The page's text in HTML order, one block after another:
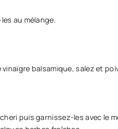
au mélange.
vinaigre balsamique, salez et
puis garnissez-les avec le